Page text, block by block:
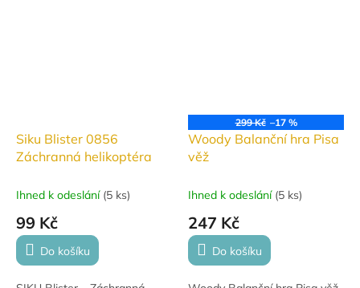
Siku Blister 0856
Záchranná helikoptéra
Ihned k odeslání (5 ks)
99 Kč
Do košíku
299 Kč –17 %
Woody Balanční hra Pisa
věž
Ihned k odeslání (5 ks)
247 Kč
Do košíku